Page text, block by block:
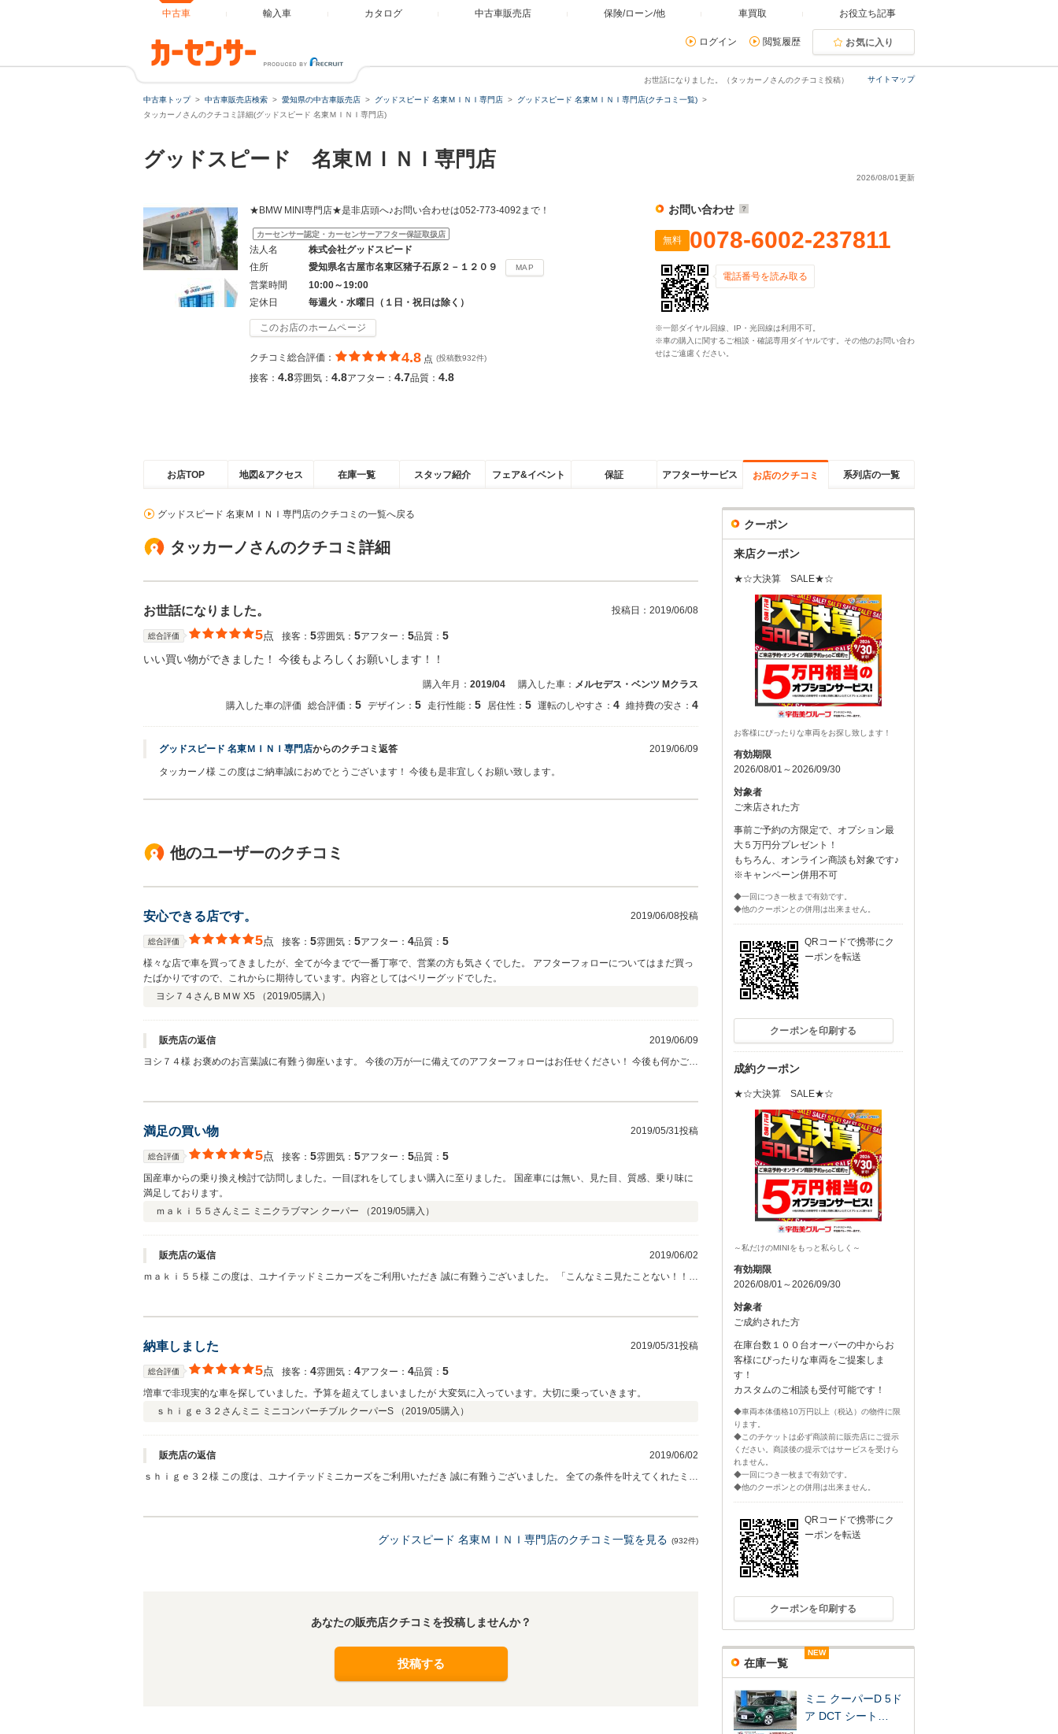
中古車 輸入車 カタログ 中古車販売店 保険/ローン/他 車買取 お役立ち記事
ログイン 閲覧履歴 お気に入り
サイトマップ
お世話になりました。（タッカーノさんのクチコミ投稿）
中古車トップ 中古車販売店検索 愛知県の中古車販売店 グッドスピード 名東ＭＩＮＩ専門店
グッドスピード 名東ＭＩＮＩ専門店(クチコミ一覧)
タッカーノさんのクチコミ詳細(グッドスピード 名東ＭＩＮＩ専門店)
グッドスピード 名東ＭＩＮＩ専門店
2026/08/01更新
★BMW MINI専門店★是非店頭へ♪お問い合わせは052-773-4092まで！
カーセンサー認定・カーセンサーアフター保証取扱店
法人名
株式会社グッドスピード
住所
愛知県名古屋市名東区猪子石原２－１２０９ MAP
営業時間
10:00～19:00
定休日
毎週火・水曜日（１日・祝日は除く）
このお店のホームページ
クチコミ総合評価： 4.8 点 (投稿数932件)
接客： 4.8雰囲気： 4.8アフター： 4.7品質： 4.8
お問い合わせ
無料 0078-6002-237811
電話番号を読み取る
※一部ダイヤル回線、IP・光回線は利用不可。
※車の購入に関するご相談・確認専用ダイヤルです。その他のお問い合わ
せはご遠慮ください。
お店TOP 地図&アクセス 在庫一覧 スタッフ紹介 フェア&イベント 保証 アフターサービス お店のクチコミ 系列店の一覧
グッドスピード 名東ＭＩＮＩ専門店のクチコミの一覧へ戻る
タッカーノさんのクチコミ詳細
お世話になりました。 投稿日： 2019/06/08
総合評価 5点 接客： 5雰囲気： 5アフター： 5品質： 5
いい買い物ができました！ 今後もよろしくお願いします！！
購入年月： 2019/04 購入した車： メルセデス・ベンツ Mクラス
購入した車の評価
総合評価： 5 デザイン： 5 走行性能： 5 居住性： 5 運転のしやすさ： 4 維持費の安さ： 4
グッドスピード 名東ＭＩＮＩ専門店からのクチコミ返答 2019/06/09
タッカーノ様 この度はご納車誠におめでとうございます！ 今後も是非宜しくお願い致します。
他のユーザーのクチコミ
安心できる店です。 2019/06/08投稿
総合評価 5点 接客： 5雰囲気： 5アフター： 4品質： 5
様々な店で車を買ってきましたが、全てが今までで一番丁寧で、営業の方も気さくでした。 アフターフォローについてはまだ買っ
たばかりですので、これからに期待しています。内容としてはベリーグッドでした。
ヨシ７４さん ＢＭＷ X5 （2019/05購入）
販売店の返信
2019/06/09
ヨシ７４様 お褒めのお言葉誠に有難う御座います。 今後の万が一に備えてのアフターフォローはお任せください！ 今後も何かござ
満足の買い物 2019/05/31投稿
総合評価 5点 接客： 5雰囲気： 5アフター： 5品質： 5
国産車からの乗り換え検討で訪問しました。一目ぼれをしてしまい購入に至りました。 国産車には無い、見た目、質感、乗り味に
満足しております。
ｍａｋｉ５５さん ミニ ミニクラブマン クーパー （2019/05購入）
販売店の返信
2019/06/02
ｍａｋｉ５５様 この度は、ユナイテッドミニカーズをご利用いただき 誠に有難うございました。 「こんなミニ見たことない！！」
納車しました 2019/05/31投稿
総合評価 5点 接客： 4雰囲気： 4アフター： 4品質： 5
増車で非現実的な車を探していました。予算を超えてしまいましたが 大変気に入っています。大切に乗っていきます。
ｓｈｉｇｅ３２さん ミニ ミニコンバーチブル クーパーS （2019/05購入）
販売店の返信
2019/06/02
ｓｈｉｇｅ３２様 この度は、ユナイテッドミニカーズをご利用いただき 誠に有難うございました。 全ての条件を叶えてくれたミニ
グッドスピード 名東ＭＩＮＩ専門店のクチコミ一覧を見る (932件)
あなたの販売店クチコミを投稿しませんか？
投稿する
クーポン
来店クーポン
★☆大決算 SALE★☆
お客様にぴったりな車両をお探し致します！
有効期限
2026/08/01～2026/09/30
対象者
ご来店された方
事前ご予約の方限定で、オプション最
大５万円分プレゼント！
もちろん、オンライン商談も対象です♪
※キャンペーン併用不可
◆一回につき一枚まで有効です。
◆他のクーポンとの併用は出来ません。
QRコードで携帯にク
ーポンを転送
クーポンを印刷する
成約クーポン
★☆大決算 SALE★☆
～私だけのMINIをもっと私らしく～
有効期限
2026/08/01～2026/09/30
対象者
ご成約された方
在庫台数１００台オーバーの中からお
客様にぴったりな車両をご提案しま
す！
カスタムのご相談も受付可能です！
◆車両本体価格10万円以上（税込）の物件に限
ります。
◆このチケットは必ず商談前に販売店にご提示
ください。商談後の提示ではサービスを受けら
れません。
◆一回につき一枚まで有効です。
◆他のクーポンとの併用は出来ません。
QRコードで携帯にク
ーポンを転送
クーポンを印刷する
在庫一覧
NEW
ミニ クーパーD 5ド
ア DCT シート…
NEW
NEW
NEW
NEW
NEW